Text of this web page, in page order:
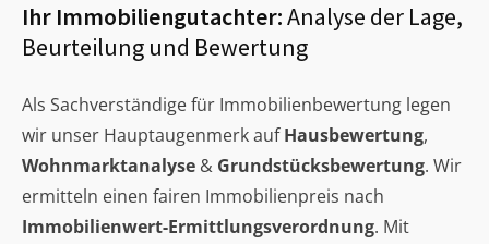
Ihr Immobiliengutachter:Analyse der Lage,
Beurteilung und Bewertung
Als Sachverständige für Immobilienbewertung legen
wir unser Hauptaugenmerk aufHausbewertung,
Wohnmarktanalyse & Grundstücksbewertung. Wir
ermitteln einen fairen Immobilienpreis nach
Immobilienwert-Ermittlungsverordnung. Mit